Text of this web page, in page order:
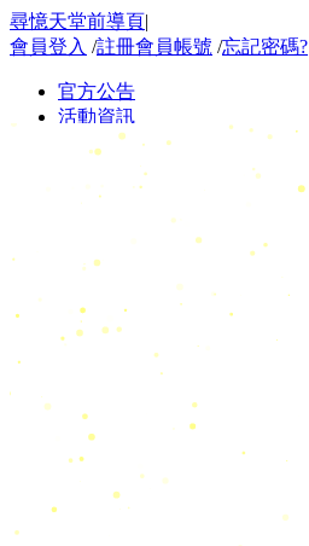
尋憶天堂前導頁|
會員登入 /註冊會員帳號 /忘記密碼?